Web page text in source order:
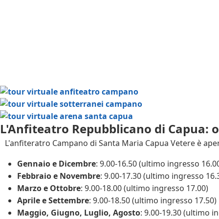
L'Anfiteatro Repubblicano di Capua:
L'anfiteratro Campano di Santa Maria Capua Vetere è
Gennaio e Dicembre: 9.00-16.50 (ultimo ingresso
Febbraio e Novembre: 9.00-17.30 (ultimo ingresso
Marzo e Ottobre: 9.00-18.00 (ultimo ingresso 17.00)
Aprile e Settembre: 9.00-18.50 (ultimo ingresso 17.50)
Maggio, Giugno, Luglio, Agosto: 9.00-19.30 (ultimo